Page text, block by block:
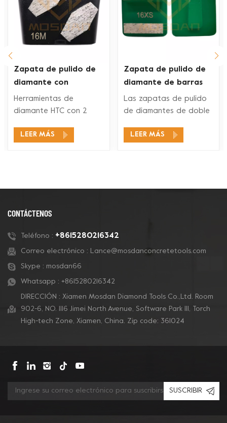
Zapata de pulido de
diamante con
segmento de
hexágonos dobles Ez
Herramientas de
diamante HTC con 2
diamantes son
de concreto, eliminación
pulido de concreto.
LEER MÁS
Zapata de pulido de
diamante de barras
dobles Husqvarna Redi
Lock para piso de
Las zapatas de pulido
de diamantes de doble
Redi Lock son
LEER MÁS
CONTÁCTENOS
Teléfono : +8615280216342
Correo electrónico : Lance@mosdanconcretetools.com
Skype : mosdan66
Whatsapp : +8615280216342
DIRECCIÓN : Xiamen Mosdan Diamond Tools Co.,Ltd. Room
902-6, NO. 1116 Jimei North Avenue, Software Park Ill, Torch
High-tech Zone, Xiamen, China. Zip code: 361024
SUSCRIBIR